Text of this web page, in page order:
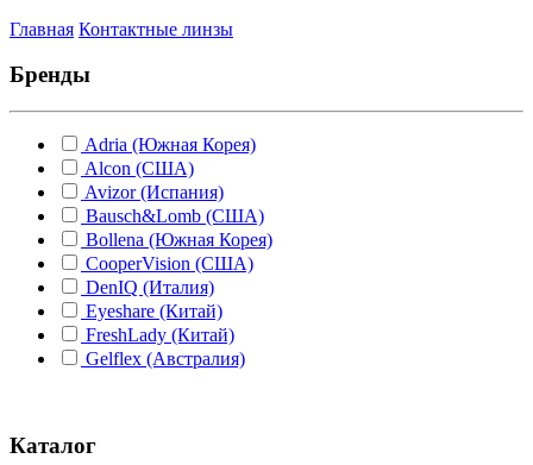
Главная Контактные линзы
Бренды
Adria (Южная Корея)
Alcon (США)
Avizor (Испания)
Bausch&Lomb (США)
Bollena (Южная Корея)
CooperVision (США)
DenIQ (Италия)
Eyeshare (Китай)
FreshLady (Китай)
Gelflex (Австралия)
Lion (Япония)
Каталог